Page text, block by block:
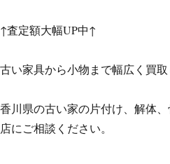
↑査定額大幅UP中↑
古い家具から小物まで幅広く買取
香川県の古い家の片付け、解体
店にご相談ください。